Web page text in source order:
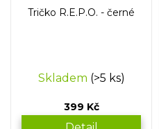
Tričko R.E.P.O. - černé
Skladem (>5 ks)
399 Kč